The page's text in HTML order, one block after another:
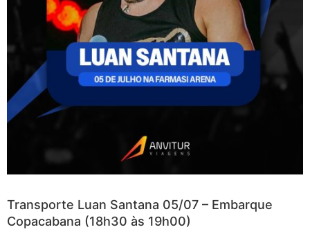
Transporte Luan Santana 05/07 – Embarque
Copacabana (18h30 às 19h00)